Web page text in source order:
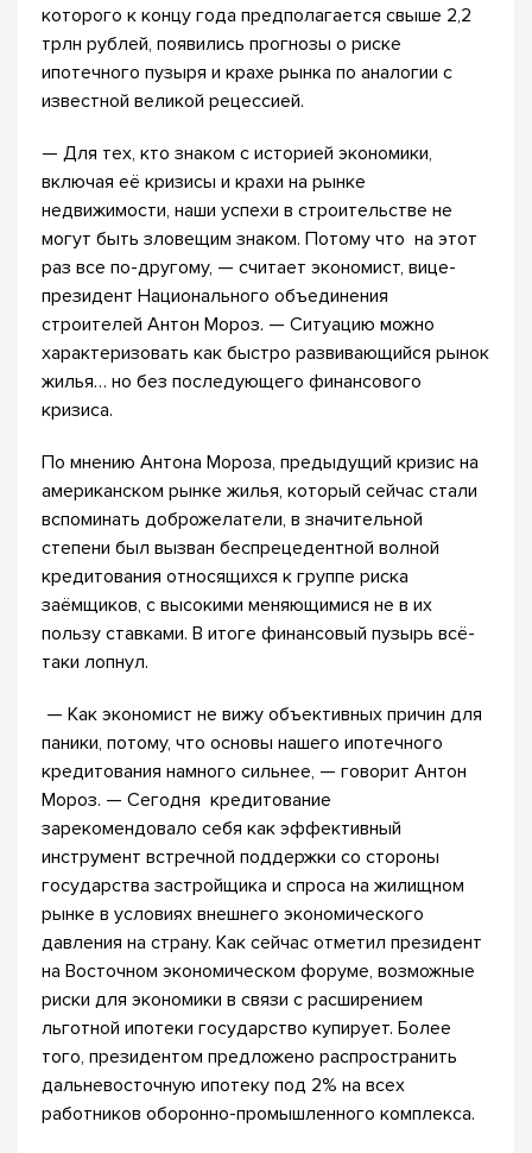
которого к концу года предполагается свыше 2,2
трлн рублей, появились прогнозы о риске
ипотечного пузыря и крахе рынка по аналогии с
известной великой рецессией.
— Для тех, кто знаком с историей экономики,
включая её кризисы и крахи на рынке
недвижимости, наши успехи в строительстве не
могут быть зловещим знаком. Потому что на этот
раз все по-другому, — считает экономист, вице-
президент Национального объединения
строителей Антон Мороз. — Ситуацию можно
характеризовать как быстро развивающийся рынок
жилья… но без последующего финансового
кризиса.
По мнению Антона Мороза, предыдущий кризис на
американском рынке жилья, который сейчас стали
вспоминать доброжелатели, в значительной
степени был вызван беспрецедентной волной
кредитования относящихся к группе риска
заёмщиков, с высокими меняющимися не в их
пользу ставками. В итоге финансовый пузырь всё-
таки лопнул.
— Как экономист не вижу объективных причин для
паники, потому, что основы нашего ипотечного
кредитования намного сильнее, — говорит Антон
Мороз. — Сегодня кредитование
зарекомендовало себя как эффективный
инструмент встречной поддержки со стороны
государства застройщика и спроса на жилищном
рынке в условиях внешнего экономического
давления на страну. Как сейчас отметил президент
на Восточном экономическом форуме, возможные
риски для экономики в связи с расширением
льготной ипотеки государство купирует. Более
того, президентом предложено распространить
дальневосточную ипотеку под 2% на всех
работников оборонно-промышленного комплекса.